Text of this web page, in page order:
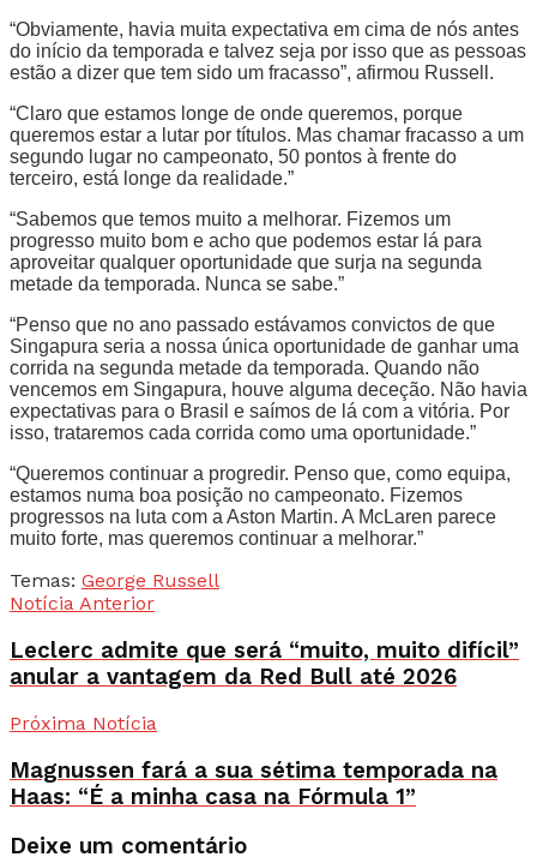
“Obviamente, havia muita expectativa em cima de nós antes
do início da temporada e talvez seja por isso que as pessoas
estão a dizer que tem sido um fracasso”, afirmou Russell.
“Claro que estamos longe de onde queremos, porque
queremos estar a lutar por títulos. Mas chamar fracasso a um
segundo lugar no campeonato, 50 pontos à frente do
terceiro, está longe da realidade.”
“Sabemos que temos muito a melhorar. Fizemos um
progresso muito bom e acho que podemos estar lá para
aproveitar qualquer oportunidade que surja na segunda
metade da temporada. Nunca se sabe.”
“Penso que no ano passado estávamos convictos de que
Singapura seria a nossa única oportunidade de ganhar uma
corrida na segunda metade da temporada. Quando não
vencemos em Singapura, houve alguma deceção. Não havia
expectativas para o Brasil e saímos de lá com a vitória. Por
isso, trataremos cada corrida como uma oportunidade.”
“Queremos continuar a progredir. Penso que, como equipa,
estamos numa boa posição no campeonato. Fizemos
progressos na luta com a Aston Martin. A McLaren parece
muito forte, mas queremos continuar a melhorar.”
Temas: George Russell
Notícia Anterior
Leclerc admite que será “muito, muito difícil”
anular a vantagem da Red Bull até 2026
Próxima Notícia
Magnussen fará a sua sétima temporada na
Haas: “É a minha casa na Fórmula 1”
Deixe um comentário